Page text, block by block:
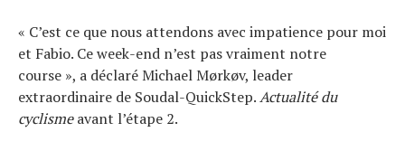
« C’est ce que nous attendons avec impatience pour moi
et Fabio. Ce week-end n’est pas vraiment notre
course », a déclaré Michael Mørkøv, leader
extraordinaire de Soudal-QuickStep.Actualité du
cyclismeavant l’étape 2.